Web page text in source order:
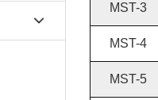
MST-3
MST-4
MST-5